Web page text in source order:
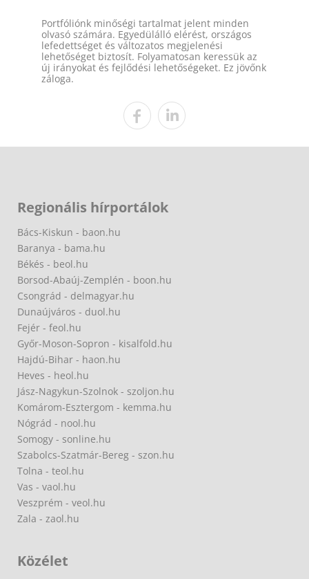
Portfóliónk minőségi tartalmat jelent minden
olvasó számára. Egyedülálló elérést, országos
lefedettséget és változatos megjelenési
lehetőséget biztosít. Folyamatosan keressük az
új irányokat és fejlődési lehetőségeket. Ez jövőnk
záloga.
Regionális hírportálok
Bács-Kiskun - baon.hu
Baranya - bama.hu
Békés - beol.hu
Borsod-Abaúj-Zemplén - boon.hu
Csongrád - delmagyar.hu
Dunaújváros - duol.hu
Fejér - feol.hu
Győr-Moson-Sopron - kisalfold.hu
Hajdú-Bihar - haon.hu
Heves - heol.hu
Jász-Nagykun-Szolnok - szoljon.hu
Komárom-Esztergom - kemma.hu
Nógrád - nool.hu
Somogy - sonline.hu
Szabolcs-Szatmár-Bereg - szon.hu
Tolna - teol.hu
Vas - vaol.hu
Veszprém - veol.hu
Zala - zaol.hu
Közélet